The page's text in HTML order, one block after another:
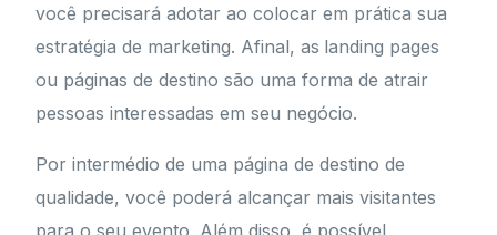
você precisará adotar ao colocar em prática sua
estratégia de marketing. Afinal, as landing pages
ou páginas de destino são uma forma de atrair
pessoas interessadas em seu negócio.
Por intermédio de uma página de destino de
qualidade, você poderá alcançar mais visitantes
para o seu evento. Além disso, é possível